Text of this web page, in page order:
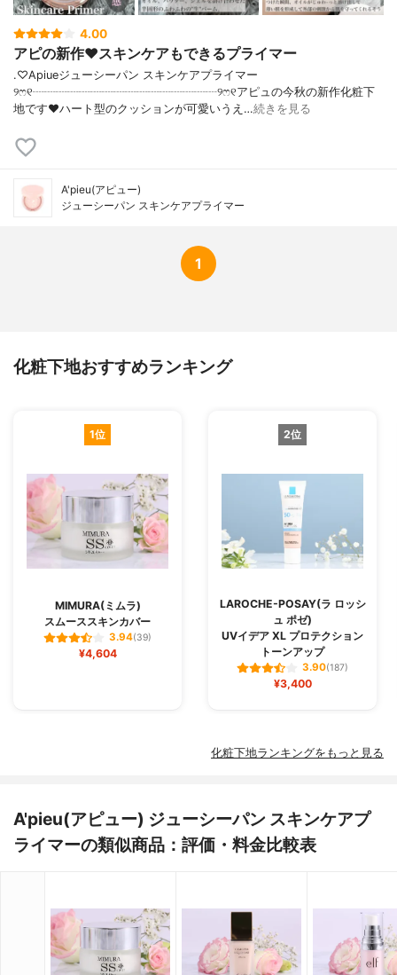
4.00
アピの新作❤︎スキンケアもできるプライマー
.♡Apiueジューシーパン スキンケアプライマー
୨ෆ୧┈┈┈┈┈┈┈┈┈┈┈┈┈┈┈┈୨ෆ୧アピュの今秋の新作化粧下
地です❤︎ハート型のクッションが可愛いうえ…続きを見る
A'pieu(アピュー)
ジューシーパン スキンケアプライマー
1
化粧下地おすすめランキング
1位
MIMURA(ミムラ)
スムーススキンカバー
3.94(39)
¥4,604
2位
LAROCHE-POSAY(ラ ロッシ
ュ ポゼ)
UVイデア XL プロテクション
トーンアップ
3.90(187)
¥3,400
化粧下地ランキングをもっと見る
A'pieu(アピュー) ジューシーパン スキンケアプ
ライマーの類似商品：評価・料金比較表